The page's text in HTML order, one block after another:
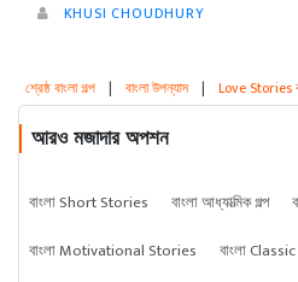
KHUSI CHOUDHURY
শ্রেষ্ঠ বাংলা গল্প | বাংলা উপন্যাস | Love Stories
আরও মজাদার অপশন
বাংলা Short Stories বাংলা আধ্যাত্মিক গল্প
বাংলা Motivational Stories
বাংলা